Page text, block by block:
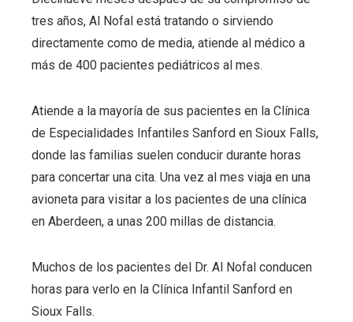
tres años, Al Nofal está tratando o sirviendo
directamente como de media, atiende al médico a
más de 400 pacientes pediátricos al mes.
Atiende a la mayoría de sus pacientes en la Clínica
de Especialidades Infantiles Sanford en Sioux Falls,
donde las familias suelen conducir durante horas
para concertar una cita. Una vez al mes viaja en una
avioneta para visitar a los pacientes de una clínica
en Aberdeen, a unas 200 millas de distancia.
Muchos de los pacientes del Dr. Al Nofal conducen
horas para verlo en la Clínica Infantil Sanford en
Sioux Falls.